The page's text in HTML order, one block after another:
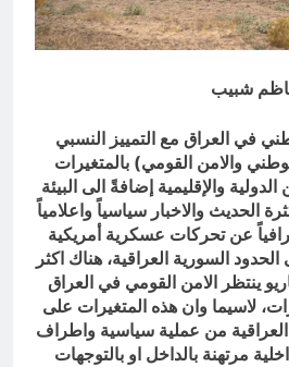
يسبحون بمحمده لكن
لا تعرفون تسبيحهم .
شبيب
في العراق مع التمييز النسبي
والامن القومي) بالمتغيرات
والإقليمية إضافةً الى البيئة
الحديث والاخبار سياسياً واعلامياً
عن تحركات عسكرية أمريكية
السورية العراقية، هناك اكثر
ينتظر الامن القومي في العراق
لاسيما وان هذه المتغيرات على
العراقية من عملية سياسية واطراف
مرتهنة بالداخل او بالتوجهات